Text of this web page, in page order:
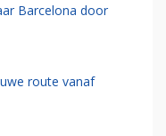
Barcelona door
route vanaf